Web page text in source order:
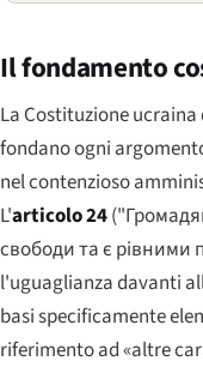
Il fondamento
La Costituzione ucraina
fondano ogni
nel contenzioso
L'articolo 24(
свободи та є рівними
l'uguaglianza davanti
basi specificamente
riferimento ad «altre